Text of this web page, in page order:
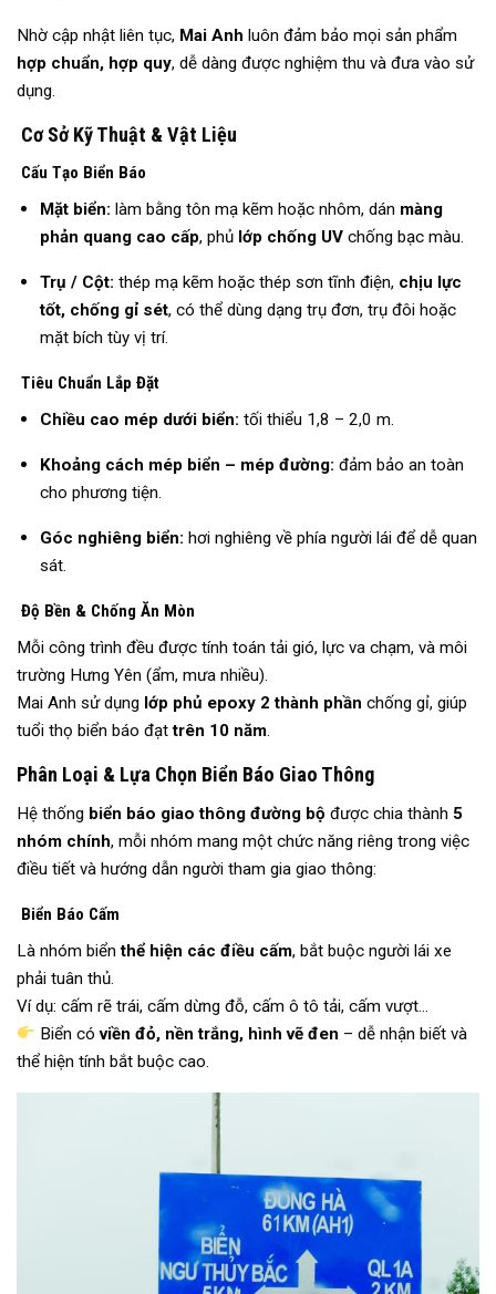
Nhờ cập nhật liên tục, Mai Anh luôn đảm bảo mọi sản phẩm
hợp chuẩn, hợp quy, dễ dàng được nghiệm thu và đưa vào sử
dụng.
Cơ Sở Kỹ Thuật & Vật Liệu
Cấu Tạo Biển Báo
Mặt biển: làm bằng tôn mạ kẽm hoặc nhôm, dán màng
phản quang cao cấp, phủ lớp chống UVchống bạc màu.
Trụ / Cột: thép mạ kẽm hoặc thép sơn tĩnh điện, chịu lực
tốt, chống gỉ sét, có thể dùng dạng trụ đơn, trụ đôi hoặc
mặt bích tùy vị trí.
Tiêu Chuẩn Lắp Đặt
Chiều cao mép dưới biển: tối thiểu 1,8 – 2,0 m.
Khoảng cách mép biển – mép đường: đảm bảo an toàn
cho phương tiện.
Góc nghiêng biển: hơi nghiêng về phía người lái để dễ quan
sát.
Độ Bền & Chống Ăn Mòn
Mỗi công trình đều được tính toán tải gió, lực va chạm, và môi
trường Hưng Yên (ẩm, mưa nhiều).
Mai Anh sử dụng lớp phủ epoxy 2 thành phần chống gỉ, giúp
tuổi thọ biển báo đạttrên 10 năm.
Phân Loại & Lựa Chọn Biển Báo Giao Thông
Hệ thống biển báo giao thông đường bộ được chia thành 5
nhóm chính, mỗi nhóm mang một chức năng riêng trong việc
điều tiết và hướng dẫn người tham gia giao thông:
Biển Báo Cấm
Là nhóm biểnthể hiện các điều cấm, bắt buộc người lái xe
phải tuân thủ.
Ví dụ: cấm rẽ trái, cấm dừng đỗ, cấm ô tô tải, cấm vượt…
Biển cóviền đỏ, nền trắng, hình vẽ đen – dễ nhận biết và
thể hiện tính bắt buộc cao.